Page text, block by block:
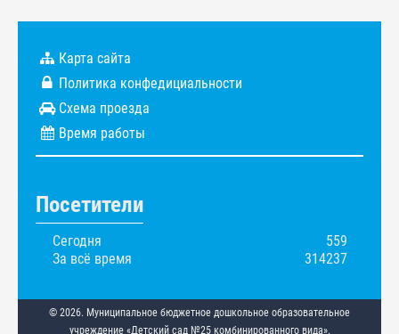
Карта сайта
Политика конфедициальности
Схема проезда
Время работы
Посетители
Сегодня
559
За всё время
314237
© 2026. Муниципальное бюджетное дошкольное образовательное
учреждение «Детский сад №25 комбинированного вида».